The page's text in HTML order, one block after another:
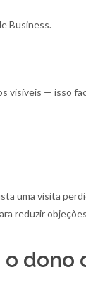
Business.
visíveis — isso
uma visita
reduzir
dono